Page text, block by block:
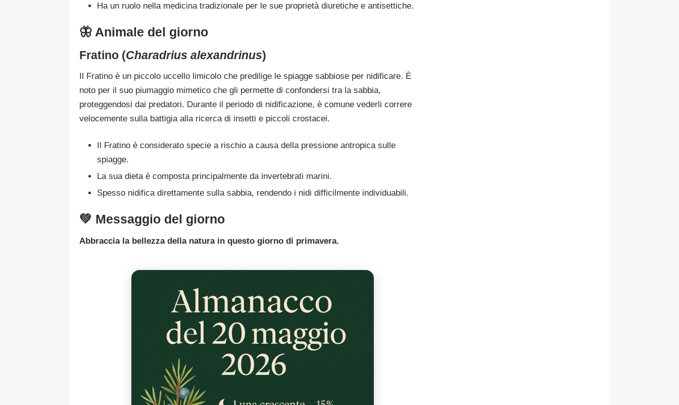
Ha un ruolo nella medicina tradizionale per le sue proprietà diuretiche e antisettiche.
🦋 Animale del giorno
Fratino (Charadrius alexandrinus)
Il Fratino è un piccolo uccello limicolo che predilige le spiagge sabbiose per nidificare. È
noto per il suo piumaggio mimetico che gli permette di confondersi tra la sabbia,
proteggendosi dai predatori. Durante il periodo di nidificazione, è comune vederli correre
velocemente sulla battigia alla ricerca di insetti e piccoli crostacei.
Il Fratino è considerato specie a rischio a causa della pressione antropica sulle
spiagge.
La sua dieta è composta principalmente da invertebrati marini.
Spesso nidifica direttamente sulla sabbia, rendendo i nidi difficilmente individuabili.
💚 Messaggio del giorno
Abbraccia la bellezza della natura in questo giorno di primavera.